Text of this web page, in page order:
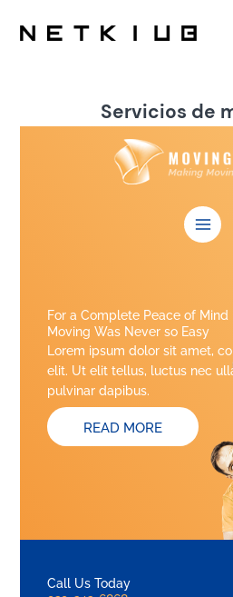
Servicios de